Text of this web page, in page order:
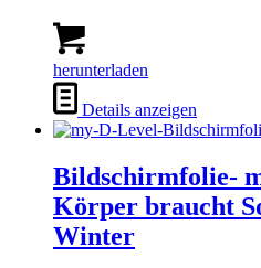
herunterladen
Details anzeigen
Bildschirmfolie-
Körper braucht
Winter